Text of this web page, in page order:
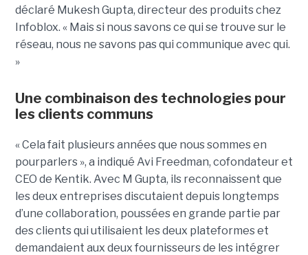
déclaré Mukesh Gupta, directeur des produits chez
Infoblox. « Mais si nous savons ce qui se trouve sur le
réseau, nous ne savons pas qui communique avec qui.
»
Une combinaison des technologies pour
les clients communs
« Cela fait plusieurs années que nous sommes en
pourparlers », a indiqué Avi Freedman, cofondateur et
CEO de Kentik. Avec M Gupta, ils reconnaissent que
les deux entreprises discutaient depuis longtemps
d’une collaboration, poussées en grande partie par
des clients qui utilisaient les deux plateformes et
demandaient aux deux fournisseurs de les intégrer